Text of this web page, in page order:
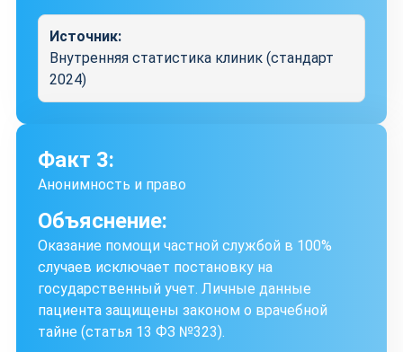
Источник:
Внутренняя статистика клиник (стандарт
2024)
Факт 3:
Анонимность и право
Объяснение:
Оказание помощи частной службой в 100%
случаев исключает постановку на
государственный учет. Личные данные
пациента защищены законом о врачебной
тайне (статья 13 ФЗ №323).